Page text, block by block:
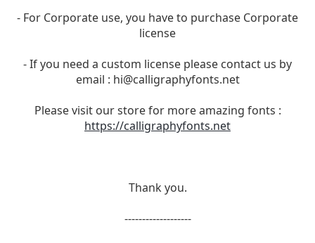
- For Corporate use, you have to purchase Corporate
license
- If you need a custom license please contact us by
email : hi@calligraphyfonts.net
Please visit our store for more amazing fonts :
https://calligraphyfonts.net
Thank you.
-------------------